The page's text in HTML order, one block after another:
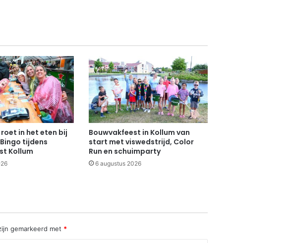
in het eten bij
tijdens
Kollum
Bouwvakfeest in Kollum van
start met viswedstrijd, Color
Run en schuimparty
6 augustus 2026
gemarkeerd met *